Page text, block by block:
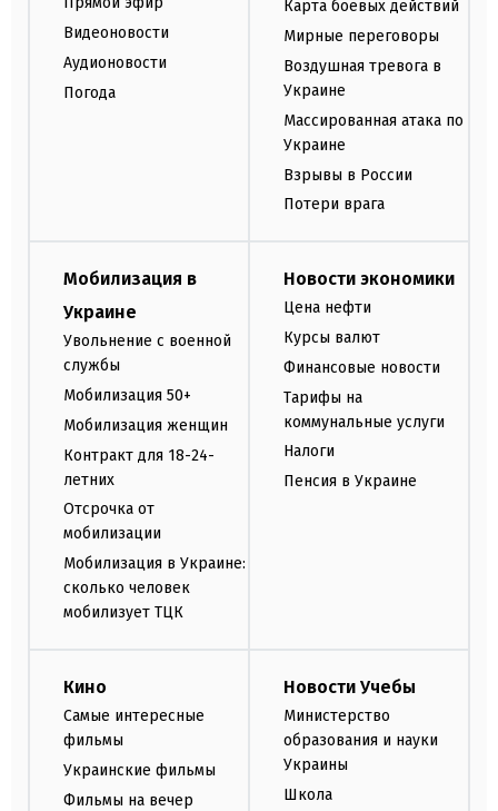
Видеоновости
Аудионовости
Погода
Карта боевых действий
Мирные переговоры
Воздушная тревога в
Украине
Массированная атака по
Украине
Взрывы в России
Потери врага
Мобилизация в
Украине
Увольнение с военной
службы
Мобилизация 50+
Мобилизация женщин
Контракт для 18-24-
летних
Отсрочка от
мобилизации
Мобилизация в Украине:
сколько человек
мобилизует ТЦК
Новости экономики
Цена нефти
Курсы валют
Финансовые новости
Тарифы на
коммунальные услуги
Налоги
Пенсия в Украине
Кино
Самые интересные
фильмы
Украинские фильмы
Фильмы на вечер
Новости Учебы
Министерство
образования и науки
Украины
Школа